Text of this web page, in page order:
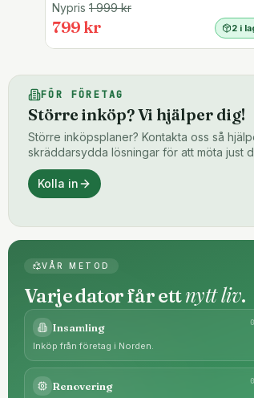
Nypris 1 999kr
799 kr 2 i
FÖR FÖRETAG
Större inköp? Vi hjälper dig!
Större inköpsplaner? Kontakta oss så
skräddarsydda lösningar för att möta just
Kolla in
VÅR METOD
Varje dator får ettnytt liv.
0
Insamling
Inköp från företag i Norden.
0
Renovering